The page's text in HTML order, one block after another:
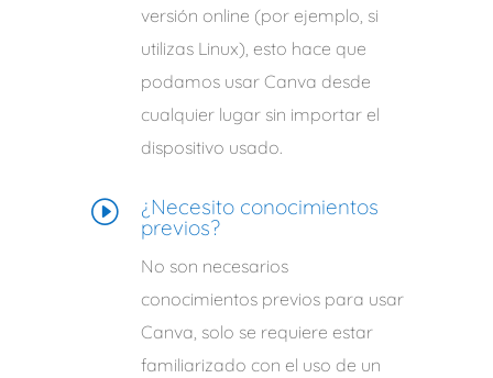
versión online (por ejemplo, si
utilizas Linux), esto hace que
podamos usar Canva desde
cualquier lugar sin importar el
dispositivo usado.
I ¿Necesito conocimientos
previos?
No son necesarios
conocimientos previos para usar
Canva, solo se requiere estar
familiarizado con el uso de un